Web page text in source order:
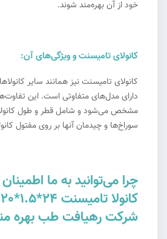
خود از آن بهره‌مند شوند.
کانولای تامیسنت و ویژگی‌های آن:
کانولای تامیسنت نیز همانند سایر
دارای مدل‌های متفاوتی است. این
مشخص می‌شود و شامل قطر و طول
سوراخ‌ها و چیدمان آنها بر روی مفتول
چرا می‌توانید به ما
شرکت رهیافت طب بهره